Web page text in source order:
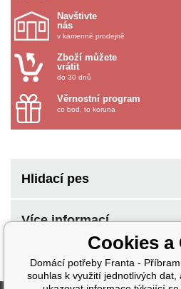
Navštivte
nás
v kamenné prodejně
Zboží můžete
vrátit
do 30 dnů
Věrnostní program
co bod, to koruna
Hlidací pes
Více informací
Cookies a
Domácí potřeby Franta -
souhlas k využití jednotlivých dat,